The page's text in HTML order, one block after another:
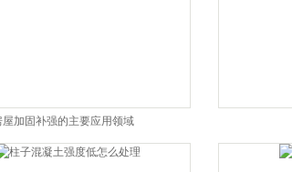
屋加固补强的主要应用领域